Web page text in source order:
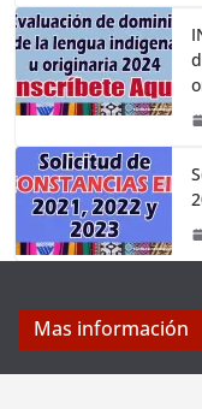
Mas información